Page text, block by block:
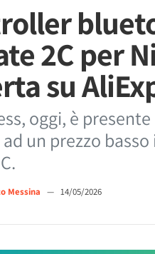
2C per
su
oggi, è
un prezzo
Messina — 14/05/2026